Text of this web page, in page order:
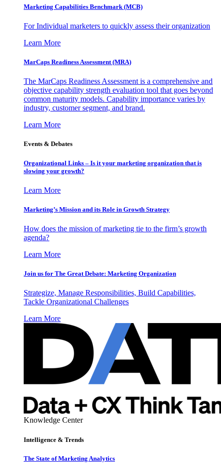
Marketing Capabilities Benchmark (MCB)
For Individual marketers to quickly assess their organization
Learn More
MarCaps Readiness Assessment (MRA)
The MarCaps Readiness Assessment is a comprehensive and
objective capability strength evaluation tool that goes beyond
common maturity models. Capability importance varies by
industry, customer segment, and brand.
Learn More
Events & Debates
Organizational Links – Is it your marketing organization that is
slowing your growth?
Learn More
Marketing’s Mission and its Role in Growth Strategy
How does the mission of marketing tie to the firm’s growth
agenda?
Learn More
Join us for The Great Debate: Marketing Organization
Strategize, Manage Responsibilities, Build Capabilities,
Tackle Organizational Challenges
Learn More
Knowledge Center
Intelligence & Trends
The State of Marketing Analytics